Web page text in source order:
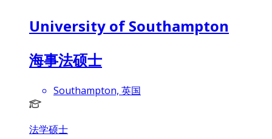
University of Southampton
海事法硕士
Southampton, 英国
法学硕士